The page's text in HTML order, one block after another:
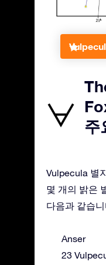
주
Vulpecula 별
몇 개의 밝은
다음과 같습
Anser
23